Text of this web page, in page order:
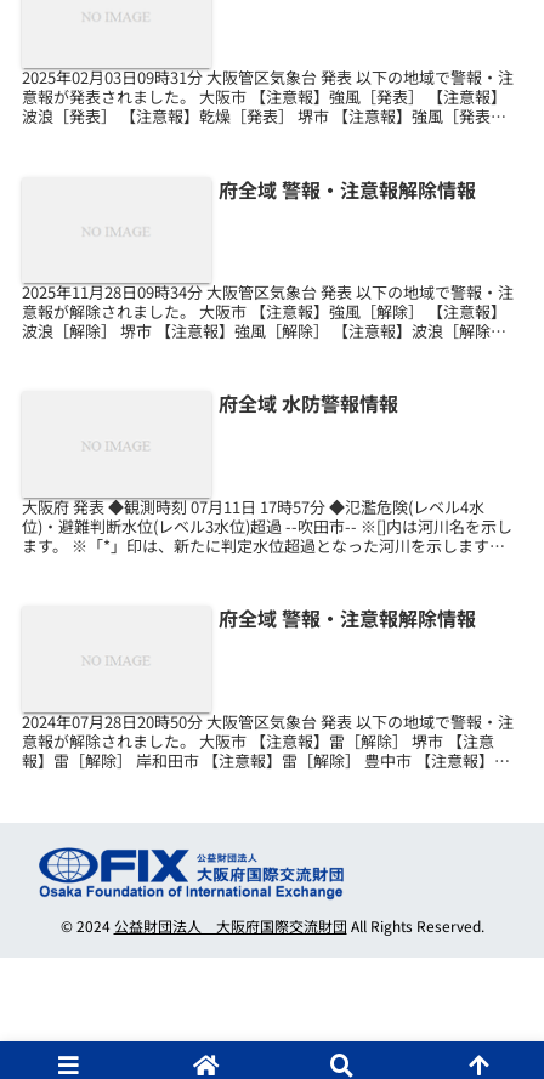
2025年02月03日09時31分 大阪管区気象台 発表 以下の地域で警報・注
意報が発表されました。 大阪市 【注意報】強風［発表］ 【注意報】
波浪［発表］ 【注意報】乾燥［発表］ 堺市 【注意報】強風［発表］
府全域 警報・注意報解除情報
2025年11月28日09時34分 大阪管区気象台 発表 以下の地域で警報・注
意報が解除されました。 大阪市 【注意報】強風［解除］ 【注意報】
波浪［解除］ 堺市 【注意報】強風［解除］ 【注意報】波浪［解除］
府全域 水防警報情報
大阪府 発表 ◆観測時刻 07月11日 17時57分 ◆氾濫危険(レベル4水
位)・避難判断水位(レベル3水位)超過 --吹田市-- ※[]内は河川名を示し
ます。 ※「*」印は、新たに判定水位超過となった河川を示します。
府全域 警報・注意報解除情報
2024年07月28日20時50分 大阪管区気象台 発表 以下の地域で警報・注
意報が解除されました。 大阪市 【注意報】雷［解除］ 堺市 【注意
報】雷［解除］ 岸和田市 【注意報】雷［解除］ 豊中市 【注意報】雷
© 2024公益財団法人 大阪府国際交流財団 All Rights Reserved.